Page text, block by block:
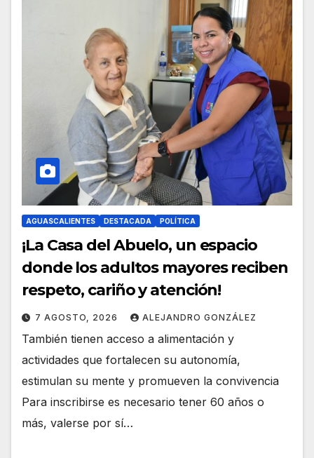
AGUASCALIENTES DESTACADA POLÍTICA
¡La Casa del Abuelo, un espacio
donde los adultos mayores reciben
respeto, cariño y atención!
7 AGOSTO, 2026 ALEJANDRO GONZÁLEZ
También tienen acceso a alimentación y
actividades que fortalecen su autonomía,
estimulan su mente y promueven la convivencia
Para inscribirse es necesario tener 60 años o
más, valerse por sí…